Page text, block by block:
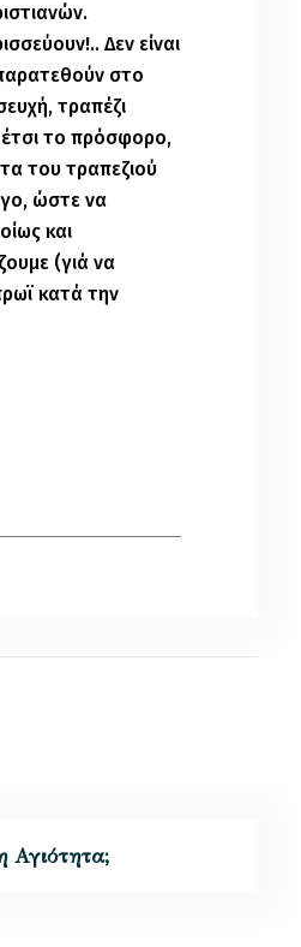
Δεν είναι
στο
τραπέζι
έτσι το πρόσφορο,
του τραπεζιού
ώστε να
και
(γιά να
κατά την
Αγιότητα;